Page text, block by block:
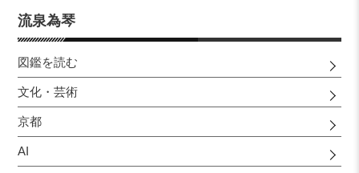
流泉為琴
図鑑を読む
文化・芸術
京都
AI